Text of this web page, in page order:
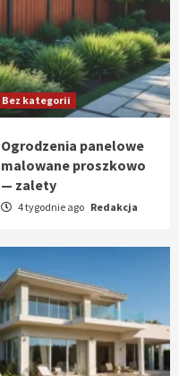
Bez kategorii
Ogrodzenia panelowe
malowane proszkowo
— zalety
4 tygodnie ago Redakcja